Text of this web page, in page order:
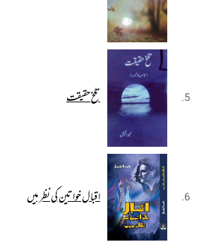
تلخ حقیقت
اقبال خواتین کی نظر میں